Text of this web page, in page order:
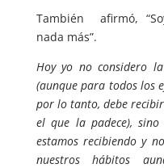
También afirmó,
nada más”.
Hoy yo no considero
(aunque para todos los
por lo tanto, debe
el que la padece),
estamos recibiendo y
nuestros hábitos